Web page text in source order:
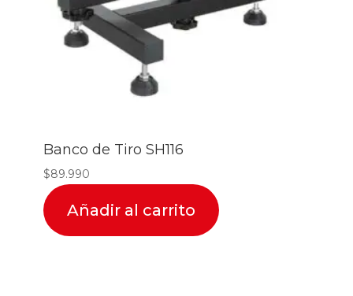
Banco de Tiro SH116
$89.990
Añadir al carrito